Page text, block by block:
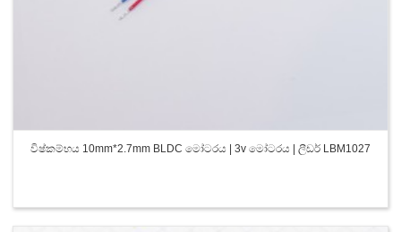
විෂ්කම්භය 10mm*2.7mm BLDC මෝටරය | 3v මෝටරය | ලීඩර් LBM1027